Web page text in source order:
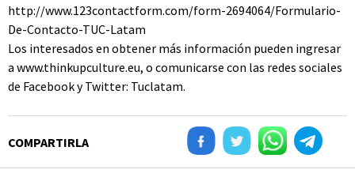
http://www.123contactform.com/form-2694064/Formulario-
De-Contacto-TUC-Latam
Los interesados en obtener más información pueden ingresar
a www.thinkupculture.eu, o comunicarse con las redes sociales
de Facebook y Twitter: Tuclatam.
COMPARTIRLA